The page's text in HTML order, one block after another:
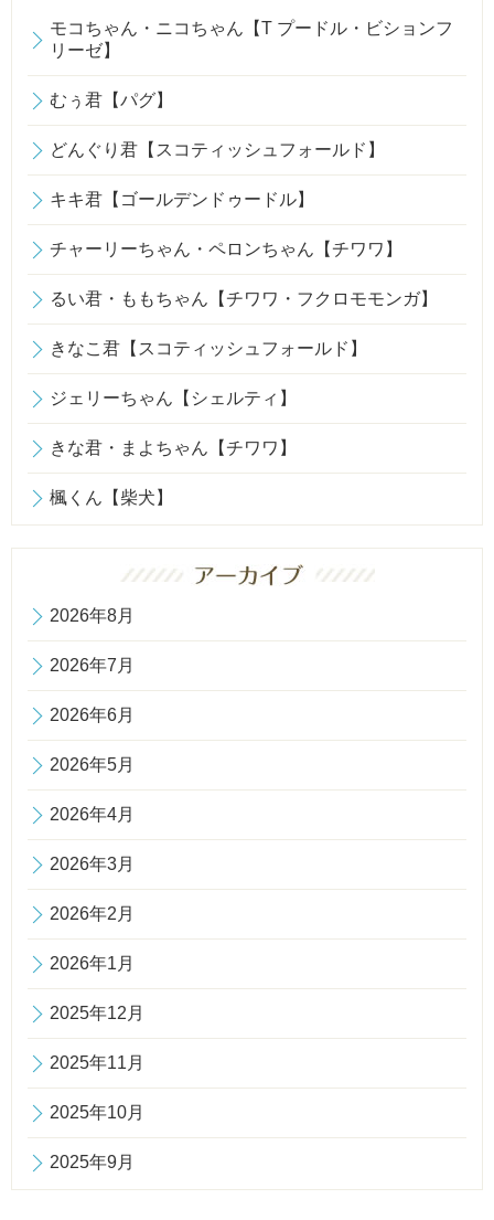
モコちゃん・ニコちゃん【T プードル・ビションフ
リーゼ】
むぅ君【パグ】
どんぐり君【スコティッシュフォールド】
キキ君【ゴールデンドゥードル】
チャーリーちゃん・ペロンちゃん【チワワ】
るい君・ももちゃん【チワワ・フクロモモンガ】
きなこ君【スコティッシュフォールド】
ジェリーちゃん【シェルティ】
きな君・まよちゃん【チワワ】
楓くん【柴犬】
2026年8月
2026年7月
2026年6月
2026年5月
2026年4月
2026年3月
2026年2月
2026年1月
2025年12月
2025年11月
2025年10月
2025年9月